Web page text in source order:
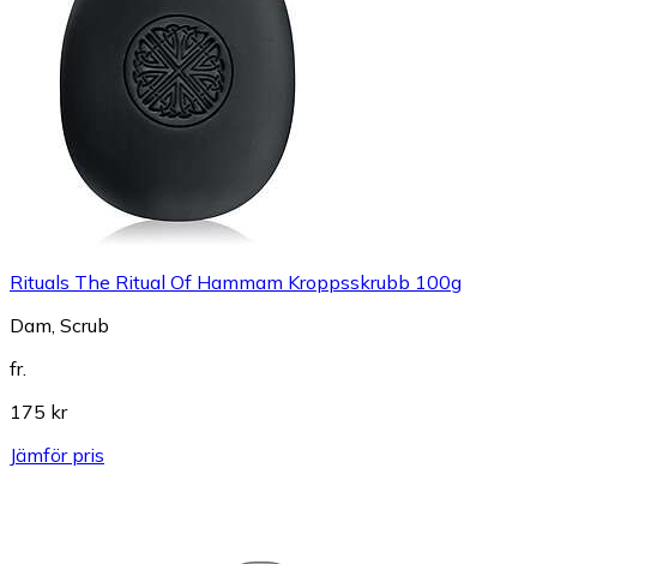
Rituals The Ritual Of Hammam Kroppsskrubb 100g
Dam, Scrub
fr.
175 kr
Jämför pris